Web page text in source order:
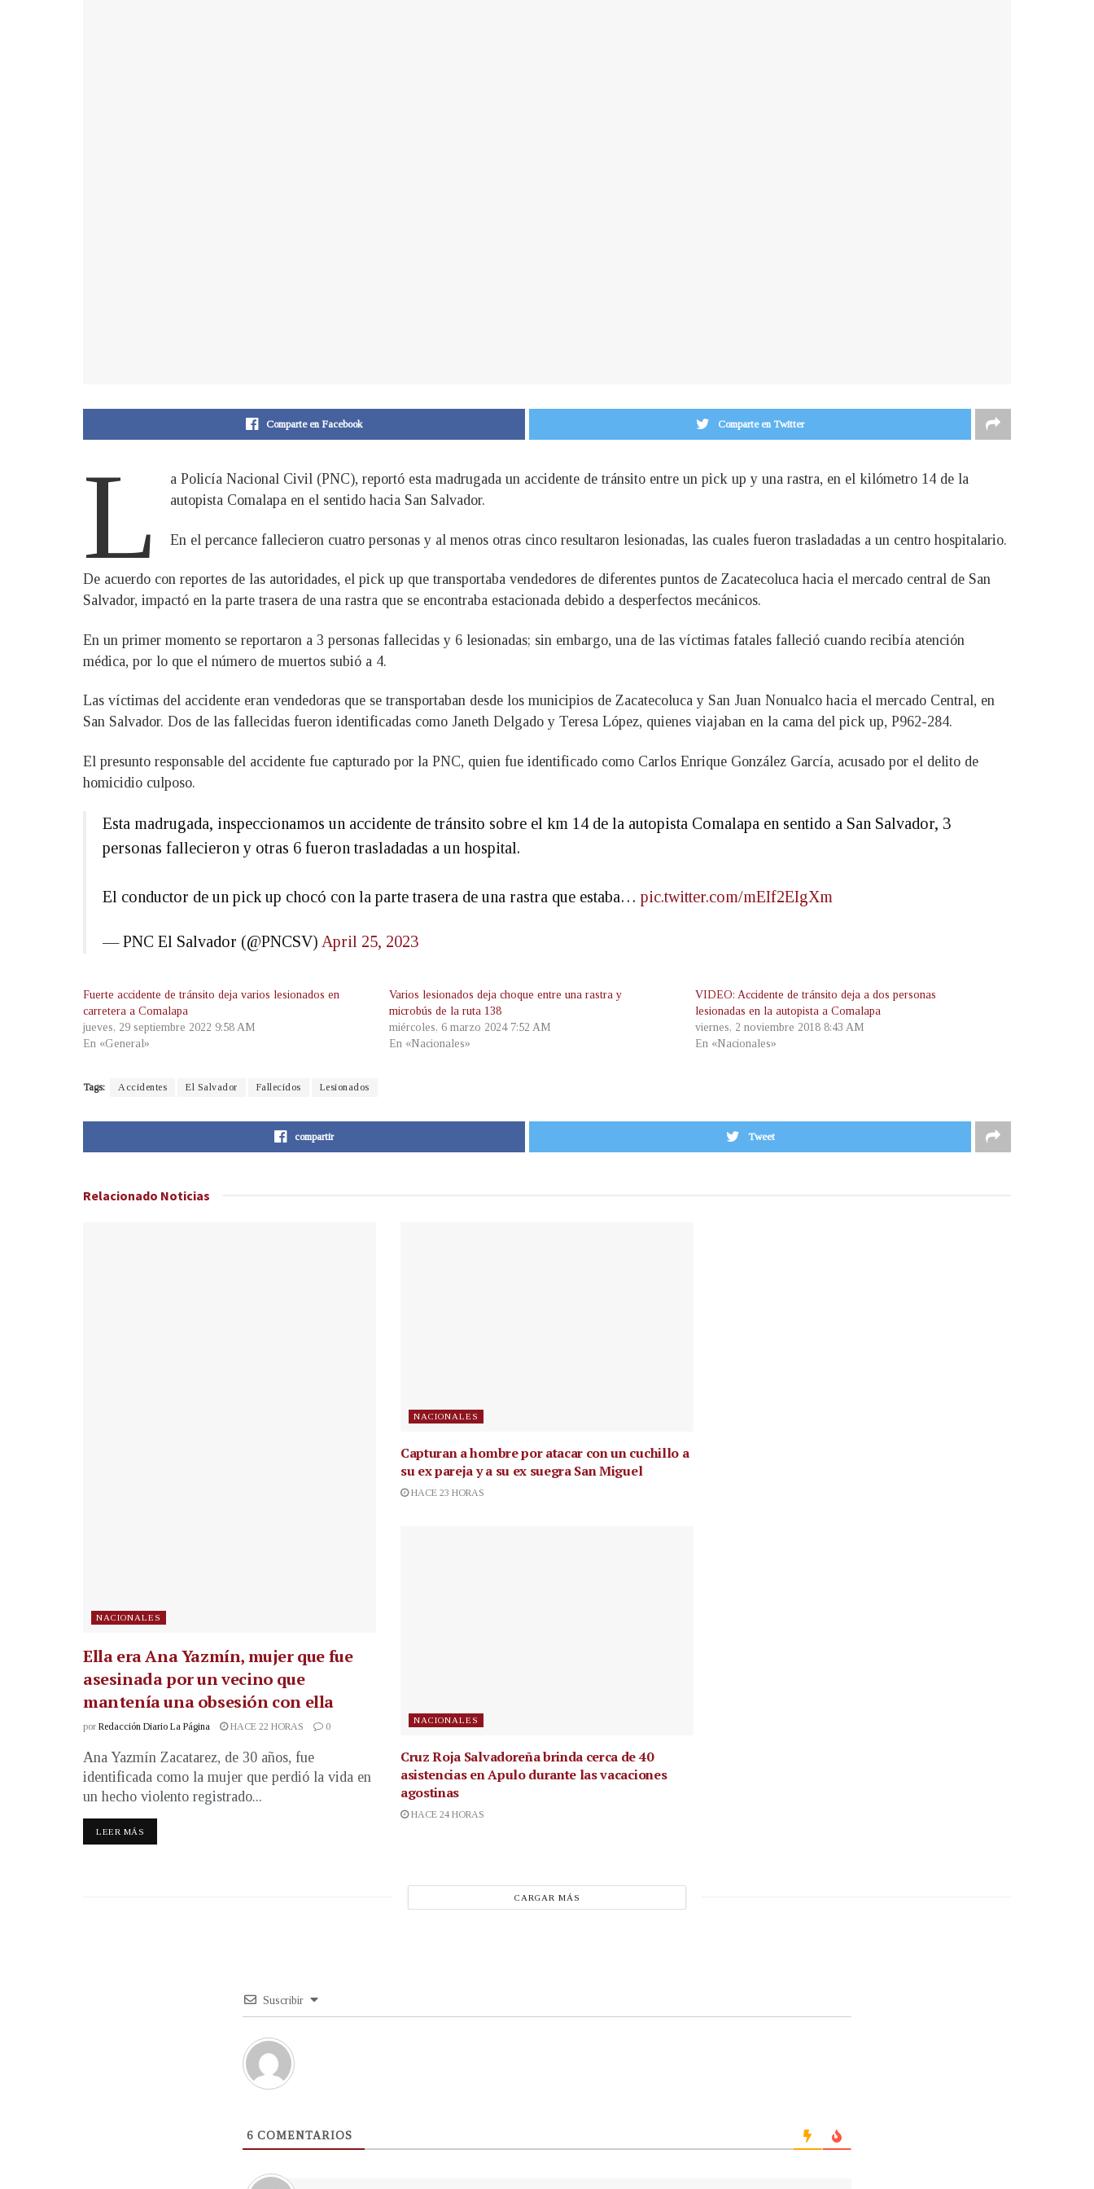
Comparte en Facebook Comparte en Twitter
L
a Policía Nacional Civil (PNC), reportó esta madrugada un accidente de tránsito entre un pick up y una rastra, en el kilómetro 14 de la
autopista Comalapa en el sentido hacia San Salvador.
En el percance fallecieron cuatro personas y al menos otras cinco resultaron lesionadas, las cuales fueron trasladadas a un centro hospitalario.
De acuerdo con reportes de las autoridades, el pick up que transportaba vendedores de diferentes puntos de Zacatecoluca hacia el mercado central de San
Salvador, impactó en la parte trasera de una rastra que se encontraba estacionada debido a desperfectos mecánicos.
En un primer momento se reportaron a 3 personas fallecidas y 6 lesionadas; sin embargo, una de las víctimas fatales falleció cuando recibía atención
médica, por lo que el número de muertos subió a 4.
Las víctimas del accidente eran vendedoras que se transportaban desde los municipios de Zacatecoluca y San Juan Nonualco hacia el mercado Central, en
San Salvador. Dos de las fallecidas fueron identificadas como Janeth Delgado y Teresa López, quienes viajaban en la cama del pick up, P962-284.
El presunto responsable del accidente fue capturado por la PNC, quien fue identificado como Carlos Enrique González García, acusado por el delito de
homicidio culposo.
Esta madrugada, inspeccionamos un accidente de tránsito sobre el km 14 de la autopista Comalapa en sentido a San Salvador, 3
personas fallecieron y otras 6 fueron trasladadas a un hospital.
El conductor de un pick up chocó con la parte trasera de una rastra que estaba… pic.twitter.com/mEIf2EIgXm
— PNC El Salvador (@PNCSV) April 25, 2023
Fuerte accidente de tránsito deja varios lesionados en
carretera a Comalapa
jueves, 29 septiembre 2022 9:58 AM
En «General»
Varios lesionados deja choque entre una rastra y
microbús de la ruta 138
miércoles, 6 marzo 2024 7:52 AM
En «Nacionales»
VIDEO: Accidente de tránsito deja a dos personas
lesionadas en la autopista a Comalapa
viernes, 2 noviembre 2018 8:43 AM
En «Nacionales»
Tags: Accidentes El Salvador Fallecidos Lesionados
compartir Tweet
Relacionado Noticias
NACIONALES
Ella era Ana Yazmín, mujer que fue
asesinada por un vecino que
mantenía una obsesión con ella
por Redacción Diario La Página HACE 22 HORAS 0
Ana Yazmín Zacatarez, de 30 años, fue
identificada como la mujer que perdió la vida en
un hecho violento registrado...
LEER MÁS
NACIONALES
Capturan a hombre por atacar con un cuchillo a
su ex pareja y a su ex suegra San Miguel
HACE 23 HORAS
NACIONALES
Cruz Roja Salvadoreña brinda cerca de 40
asistencias en Apulo durante las vacaciones
agostinas
HACE 24 HORAS
CARGAR MÁS
Suscribir
6 COMENTARIOS